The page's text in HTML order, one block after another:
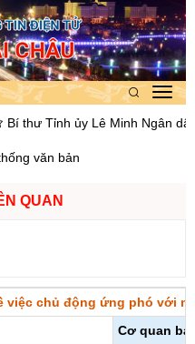
thư Tỉnh ủy Lê Minh Ngân
văn bản
QUAN
việc chủ động ứng phó với
Cơ quan